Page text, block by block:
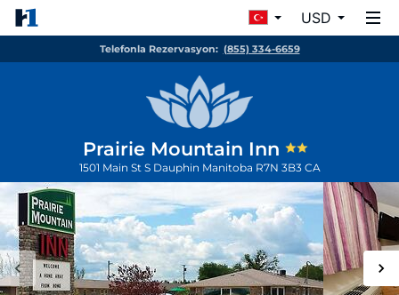
USD
Telefonla Rezervasyon: (855) 334-6659
Prairie Mountain Inn
1501 Main St S Dauphin Manitoba R7N 3B3 CA